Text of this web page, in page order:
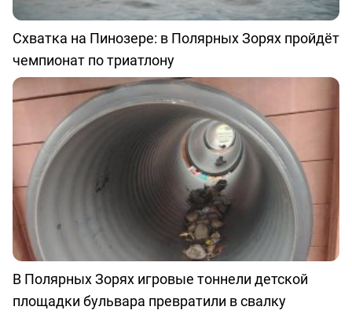
Схватка на Пинозере: в Полярных Зорях пройдёт
чемпионат по триатлону
В Полярных Зорях игровые тоннели детской
площадки бульвара превратили в свалку